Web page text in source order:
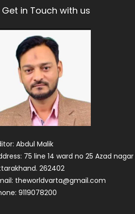
Get in Touch with us
Abdul Malik
75 line 14 ward no 25 Azad
262402
theworldvarta@gmail.com
9119078200